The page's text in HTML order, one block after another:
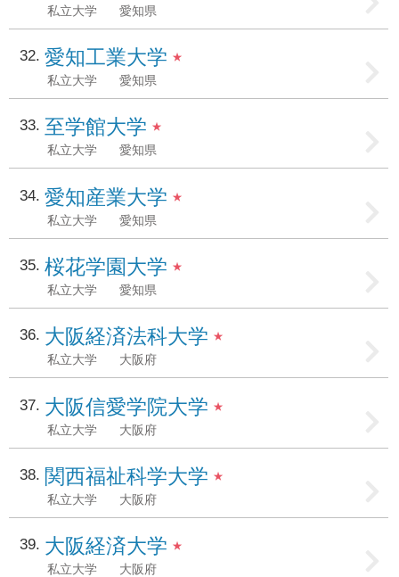
私立大学 愛知県
32 愛知工業大学 ★
私立大学 愛知県
33 至学館大学 ★
私立大学 愛知県
34 愛知産業大学 ★
私立大学 愛知県
35 桜花学園大学 ★
私立大学 愛知県
36 大阪経済法科大学 ★
私立大学 大阪府
37 大阪信愛学院大学 ★
私立大学 大阪府
38 関西福祉科学大学 ★
私立大学 大阪府
39 大阪経済大学 ★
私立大学 大阪府